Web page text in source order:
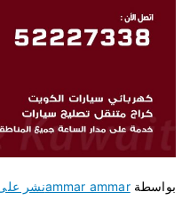
بواسطةammar ammarنشر